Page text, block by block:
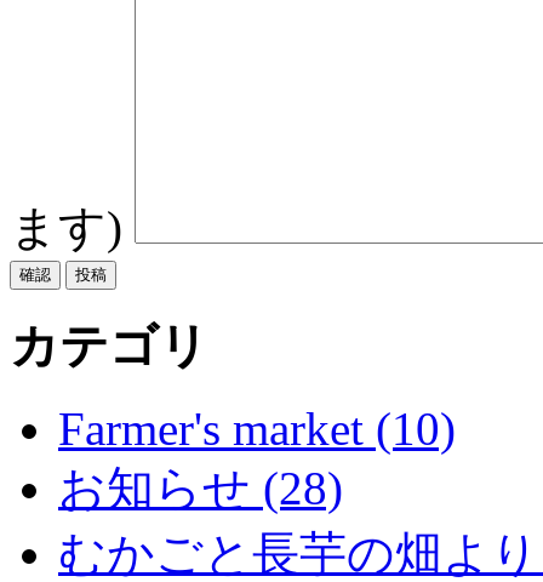
ます)
カテゴリ
Farmer's market (10)
お知らせ (28)
むかごと長芋の畑よ